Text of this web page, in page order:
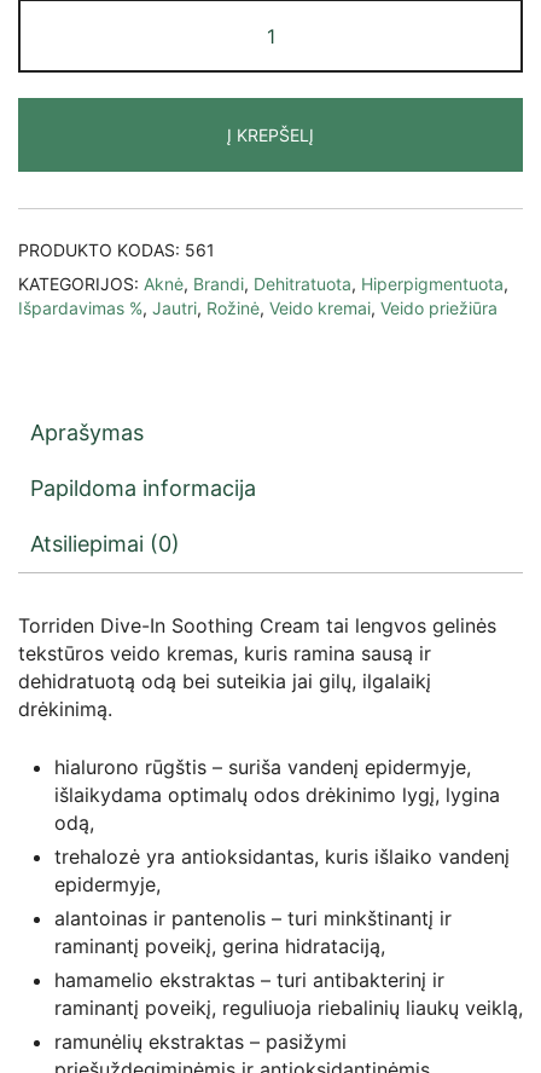
Į KREPŠELĮ
PRODUKTO KODAS: 561
KATEGORIJOS: Aknė, Brandi, Dehitratuota, Hiperpigmentuota,
Išpardavimas %, Jautri, Rožinė, Veido kremai, Veido priežiūra
Aprašymas
Papildoma informacija
Atsiliepimai (0)
Torriden Dive-In Soothing Cream tai lengvos gelinės
tekstūros veido kremas, kuris ramina sausą ir
dehidratuotą odą bei suteikia jai gilų, ilgalaikį
drėkinimą.
hialurono rūgštis – suriša vandenį epidermyje,
išlaikydama optimalų odos drėkinimo lygį, lygina
odą,
trehalozė yra antioksidantas, kuris išlaiko vandenį
epidermyje,
alantoinas ir pantenolis – turi minkštinantį ir
raminantį poveikį, gerina hidrataciją,
hamamelio ekstraktas – turi antibakterinį ir
raminantį poveikį, reguliuoja riebalinių liaukų veiklą,
ramunėlių ekstraktas – pasižymi